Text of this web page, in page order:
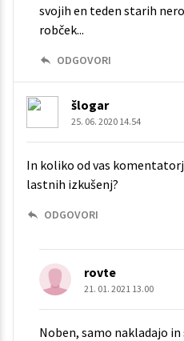
svojih en teden starih
robček...
ODGOVORI
šlogar
25. 06. 2020 14.54
In koliko od vas
lastnih izkušenj?
ODGOVORI
rovte
21. 01. 2021 13.00
Noben, samo nakladajo